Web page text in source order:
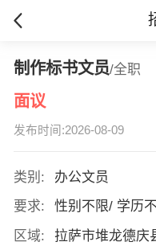
制作标书文员/全职
面议
发布时间:2026-08-09
类别:
办公文员
要求:
性别不限/ 学历
区域:
拉萨市堆龙德庆